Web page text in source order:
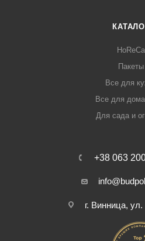
HoReCa
Пакеты
Все для
Все для
Для сада и
+38 063
г. Винница,